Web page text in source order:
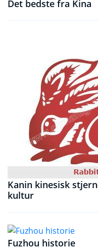
Det bedste fra Kina
Kanin kinesisk
kultur
Fuzhou historie